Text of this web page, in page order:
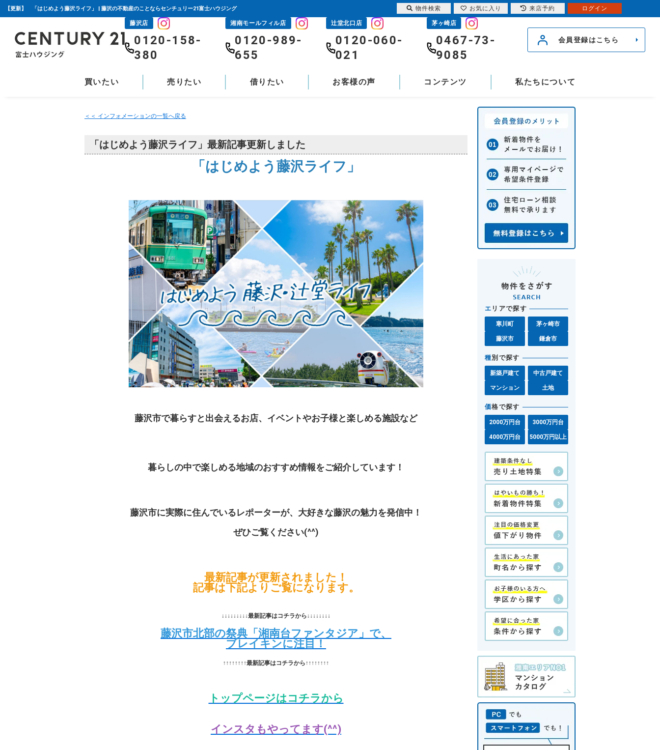
【更新】 「はじめよう藤沢ライフ」 | 藤沢の不動産のことならセンチュリー21富士ハウジング
藤沢店
0120-158-
380
湘南モールフィル店
0120-989-
655
辻堂北口店
0120-060-
021
茅ヶ崎店
0467-73-
9085
会員登録はこちら
買いたい 売りたい 借りたい お客様の声 コンテンツ 私たちについて
＜＜ インフォメーションの一覧へ戻る
「はじめよう藤沢ライフ」最新記事更新しました
「はじめよう藤沢ライフ」
藤沢市で暮らすと出会えるお店、イベントやお子様と楽しめる施設など
暮らしの中で楽しめる地域のおすすめ情報をご紹介しています！
藤沢市に実際に住んでいるレポーターが、大好きな藤沢の魅力を発信中！
ぜひご覧ください(^^)
最新記事が更新されました！
記事は下記よりご覧になります。
↓↓↓↓↓↓↓↓↓最新記事はコチラから↓↓↓↓↓↓↓↓
藤沢市北部の祭典「湘南台ファンタジア」で、
ブレイキンに注目！​​​​​​​
↑↑↑↑↑↑↑↑最新記事はコチラから↑↑↑↑↑↑↑↑
トップページはコチラから
インスタもやってます(^^)
エ リアで探す
寒川町 茅ヶ崎市
藤沢市 鎌倉市
種別で探す
新築戸建て 中古戸建て
マンション 土地
価格で探す
2000万円台 3000万円台
4000万円台 5000万円以上
物件検索 お気に入り 来店予約 ログイン